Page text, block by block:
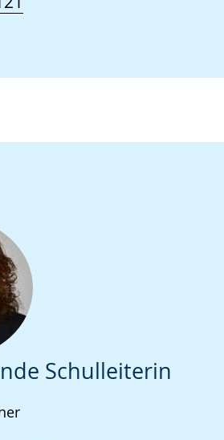
Schulleiterin